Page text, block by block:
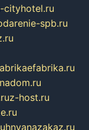
cityhotel.ru
spb.ru
z-host.ru